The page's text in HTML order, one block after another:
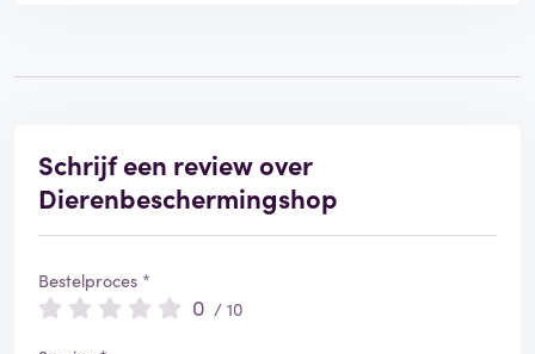
i
r
d
Schrijf een review over
Dierenbeschermingshop
Bestelproces *
0 / 10